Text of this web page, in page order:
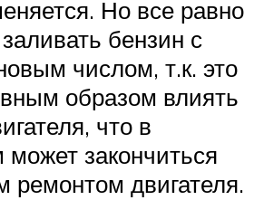
Но все равно
бензин с
числом, т.к. это
образом влиять
что в
закончиться
ремонтом двигателя.